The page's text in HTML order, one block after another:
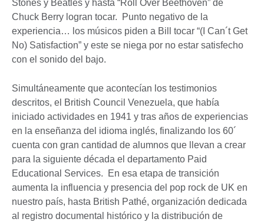
Stones y Beatles y hasta “Roll Over Beethoven” de
Chuck Berry logran tocar. Punto negativo de la
experiencia… los músicos piden a Bill tocar “(I Can´t Get
No) Satisfaction” y este se niega por no estar satisfecho
con el sonido del bajo.
Simultáneamente que acontecían los testimonios
descritos, el British Council Venezuela, que había
iniciado actividades en 1941 y tras años de experiencias
en la enseñanza del idioma inglés, finalizando los 60´
cuenta con gran cantidad de alumnos que llevan a crear
para la siguiente década el departamento Paid
Educational Services. En esa etapa de transición
aumenta la influencia y presencia del pop rock de UK en
nuestro país, hasta British Pathé, organización dedicada
al registro documental histórico y la distribución de